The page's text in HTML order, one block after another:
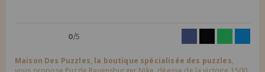
0/5
Maison Des Puzzles, la boutique spécialisée des puzzles,